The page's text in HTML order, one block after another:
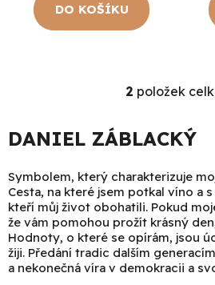
ů
DO KOŠÍKU
O
v
l
á
d
a
c
í
2 položek
DANIEL ZÁBLACKÝ
Symbolem, který charakterizuje
Cesta, na které jsem potkal víno a
kteří můj život obohatili. Pokud
že vám pomohou prožít krásný
Hodnoty, o které se opírám, jsou
žiji. Předání tradic dalším
a nekonečná víra v demokracii a